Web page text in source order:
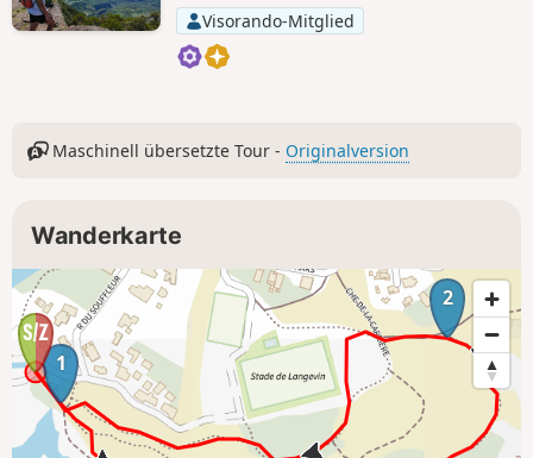
Visorando-Mitglied
Maschinell übersetzte Tour - Originalversion
Wanderkarte
1
2